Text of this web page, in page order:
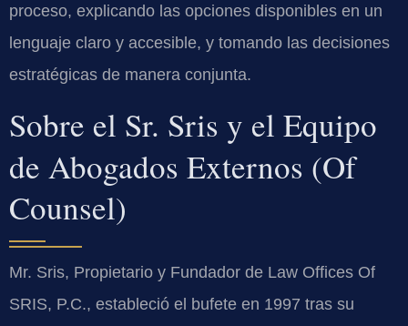
proceso, explicando las opciones disponibles en un
lenguaje claro y accesible, y tomando las decisiones
estratégicas de manera conjunta.
Sobre el Sr. Sris y el Equipo
de Abogados Externos (Of
Counsel)
Mr. Sris, Propietario y Fundador de Law Offices Of
SRIS, P.C., estableció el bufete en 1997 tras su